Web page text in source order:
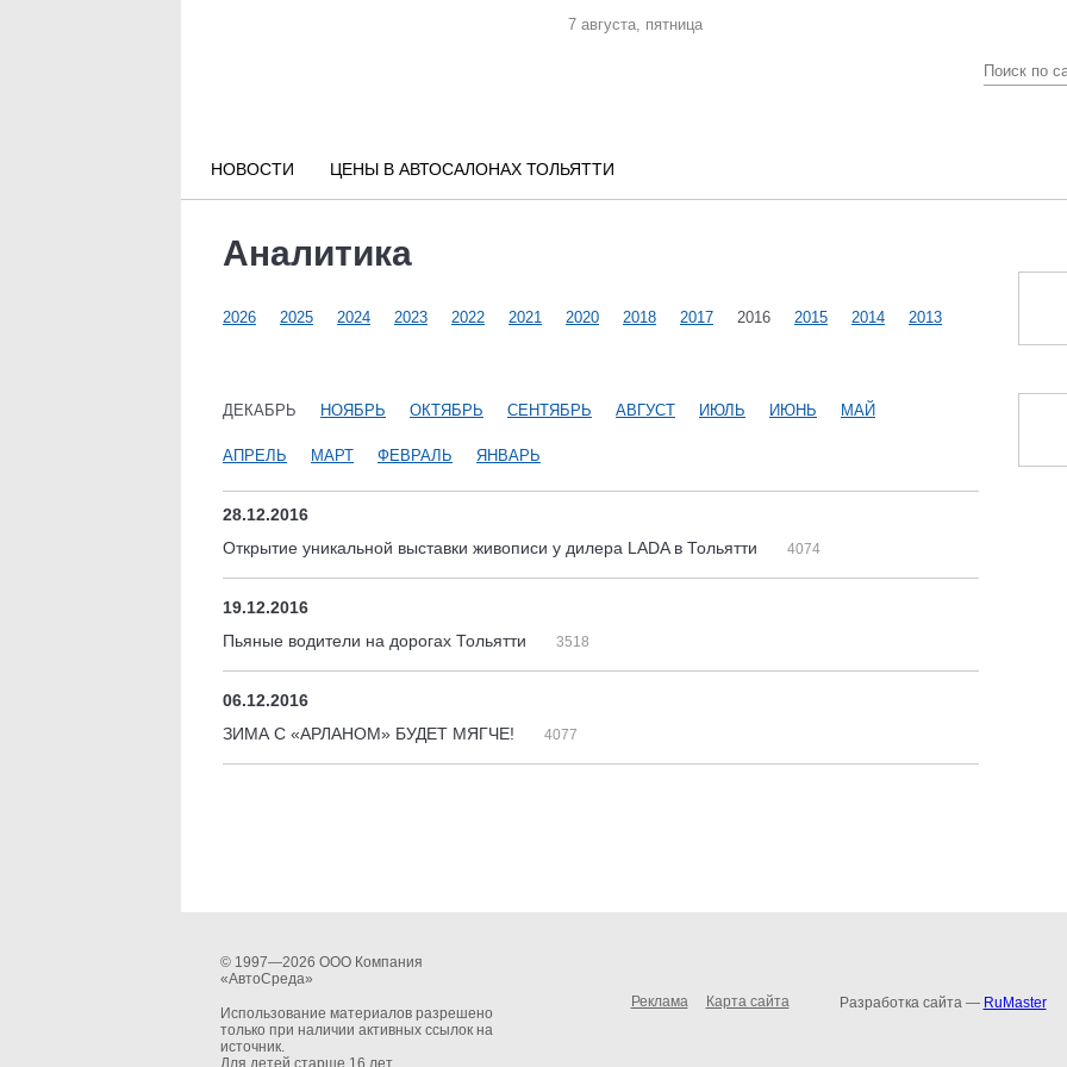
7 августа, пятница
НОВОСТИ ЦЕНЫ В АВТОСАЛОНАХ ТОЛЬЯТТИ
Аналитика
2026 2025 2024 2023 2022 2021 2020 2018 2017 2016 2015 2014 2013
ДЕКАБРЬ НОЯБРЬ ОКТЯБРЬ СЕНТЯБРЬ АВГУСТ ИЮЛЬ ИЮНЬ МАЙ
АПРЕЛЬ МАРТ ФЕВРАЛЬ ЯНВАРЬ
28.12.2016
Открытие уникальной выставки живописи у дилера LADA в Тольятти
4074
19.12.2016
Пьяные водители на дорогах Тольятти
3518
06.12.2016
ЗИМА С «АРЛАНОМ» БУДЕТ МЯГЧЕ!
4077
© 1997—2026 ООО Компания
«АвтоСреда»
Использование материалов разрешено
только при наличии активных ссылок на
источник.
Для детей старше 16 лет.
Реклама Карта сайта Разработка сайта — RuMaster